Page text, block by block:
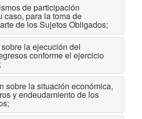
de participación
caso, para la toma de
de los Sujetos Obligados;
la ejecución del
conforme el ejercicio
sobre la situación económica,
y endeudamiento de los